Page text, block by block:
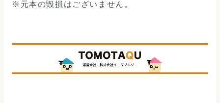
※元本の毀損はございません。